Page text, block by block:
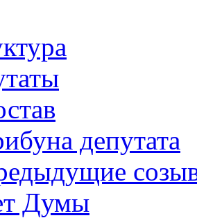
депутата
Думы